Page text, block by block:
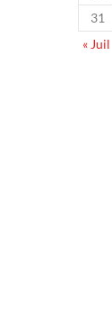
31
« Juil